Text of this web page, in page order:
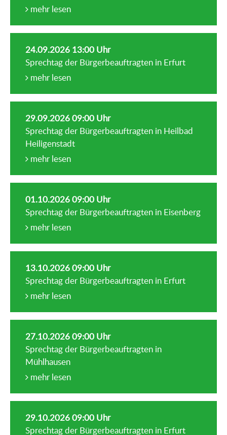
mehr lesen
24.09.2026 13:00 Uhr
Sprechtag der Bürgerbeauftragten in Erfurt
mehr lesen
29.09.2026 09:00 Uhr
Sprechtag der Bürgerbeauftragten in Heilbad
Heiligenstadt
mehr lesen
01.10.2026 09:00 Uhr
Sprechtag der Bürgerbeauftragten in Eisenberg
mehr lesen
13.10.2026 09:00 Uhr
Sprechtag der Bürgerbeauftragten in Erfurt
mehr lesen
27.10.2026 09:00 Uhr
Sprechtag der Bürgerbeauftragten in
Mühlhausen
mehr lesen
29.10.2026 09:00 Uhr
Sprechtag der Bürgerbeauftragten in Erfurt